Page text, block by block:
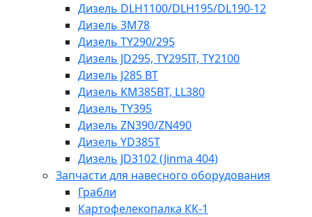
Дизель DLH1100/DLH195/DL190-12
Дизель 3М78
Дизель TY290/295
Дизель JD295, TY295IT, TY2100
Дизель J285 BT
Дизель KM385BT, LL380
Дизель TY395
Дизель ZN390/ZN490
Дизель YD385T
Дизель JD3102 (Jinma 404)
Запчасти для навесного оборудования
Грабли
Картофелекопалка КК-1